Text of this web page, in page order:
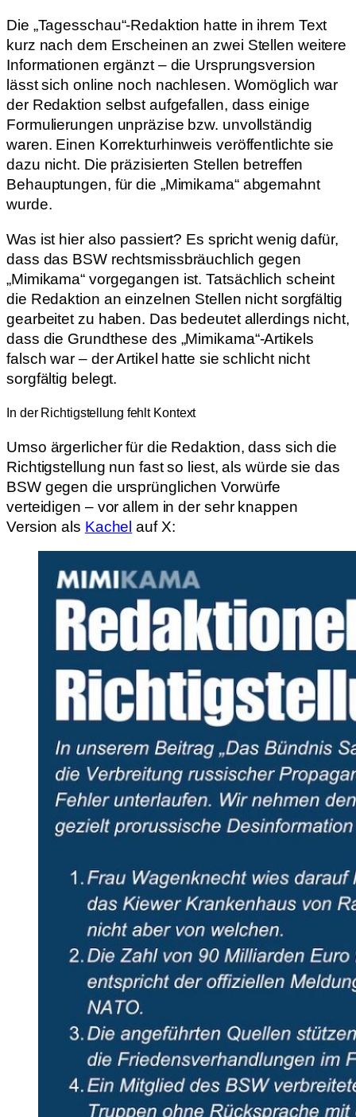
Die „Tagesschau“-Redaktion hatte in ihrem Text
kurz nach dem Erscheinen an zwei Stellen weitere
Informationen ergänzt – die Ursprungsversion
lässt sich online noch nachlesen. Womöglich war
der Redaktion selbst aufgefallen, dass einige
Formulierungen unpräzise bzw. unvollständig
waren. Einen Korrekturhinweis veröffentlichte sie
dazu nicht. Die präzisierten Stellen betreffen
Behauptungen, für die „Mimikama“ abgemahnt
wurde.
Was ist hier also passiert? Es spricht wenig dafür,
dass das BSW rechtsmissbräuchlich gegen
„Mimikama“ vorgegangen ist. Tatsächlich scheint
die Redaktion an einzelnen Stellen nicht sorgfältig
gearbeitet zu haben. Das bedeutet allerdings nicht,
dass die Grundthese des „Mimikama“-Artikels
falsch war – der Artikel hatte sie schlicht nicht
sorgfältig belegt.
In der Richtigstellung fehlt Kontext
Umso ärgerlicher für die Redaktion, dass sich die
Richtigstellung nun fast so liest, als würde sie das
BSW gegen die ursprünglichen Vorwürfe
verteidigen – vor allem in der sehr knappen
Version als Kachel auf X: